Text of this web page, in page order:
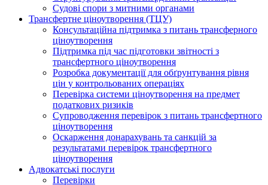
Судові спори з митними органами
Трансфертне ціноутворення (ТЦУ)
Консультаційна підтримка з питань трансферного
ціноутворення
Підтримка під час підготовки звітності з
трансфертного ціноутворення
Розробка документації для обґрунтування рівня
цін у контрольованих операціях
Перевірка системи ціноутворення на предмет
податкових ризиків
Супроводження перевірок з питань трансфертного
ціноутворення
Оскарження донарахувань та санкцій за
результатами перевірок трансфертного
ціноутворення
Адвокатські послуги
Перевірки